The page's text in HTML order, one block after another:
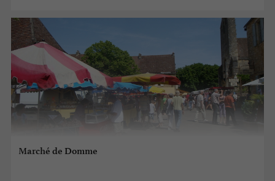
Marché de Domme